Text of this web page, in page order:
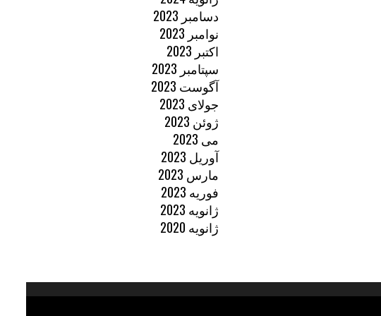
دسامبر 2023
نوامبر 2023
اکتبر 2023
سپتامبر 2023
آگوست 2023
جولای 2023
ژوئن 2023
می 2023
آوریل 2023
مارس 2023
فوریه 2023
ژانویه 2023
ژانویه 2020